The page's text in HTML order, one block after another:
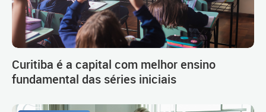
Curitiba é a capital com melhor ensino
fundamental das séries iniciais